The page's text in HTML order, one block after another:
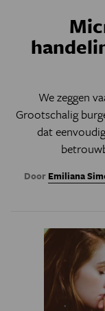
We zeggen
Grootschalig
dat
Door Emiliana